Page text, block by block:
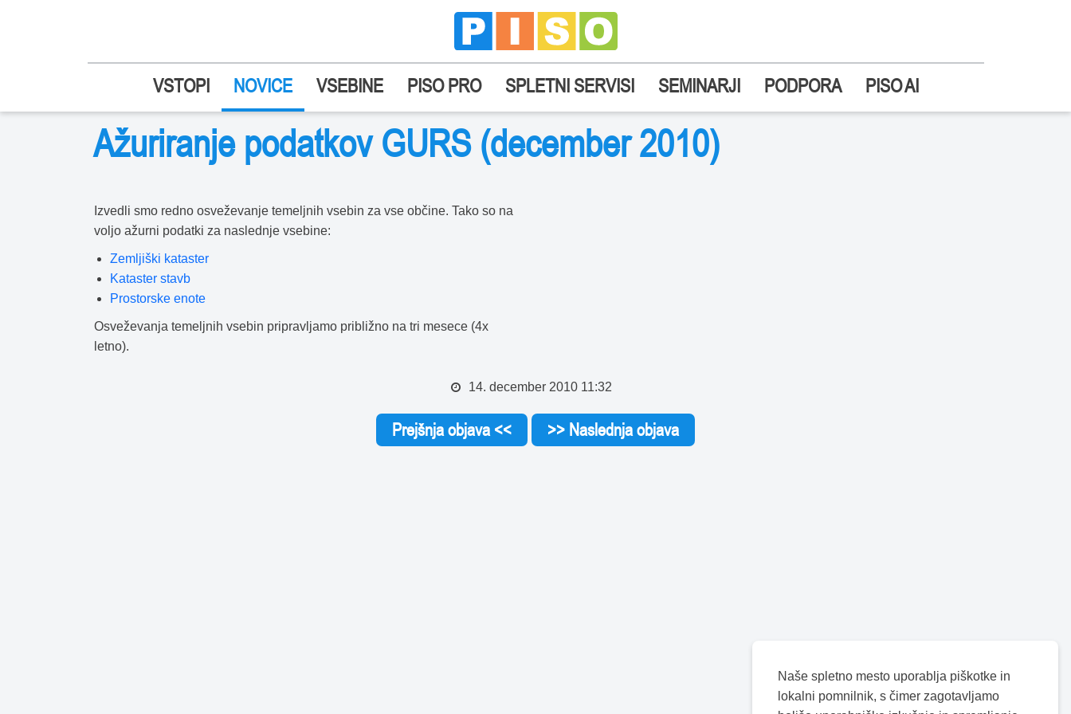
Naše spletno mesto uporablja piškotke in
lokalni pomnilnik, s čimer zagotavljamo
VSTOPI NOVICE VSEBINE PISO PRO SPLETNI SERVISI SEMINARJI PODPORA PISO AI
Ažuriranje podatkov GURS (december 2010)
Izvedli smo redno osveževanje temeljnih vsebin za vse občine. Tako so na
voljo ažurni podatki za naslednje vsebine:
Zemljiški kataster
Kataster stavb
Prostorske enote
Osveževanja temeljnih vsebin pripravljamo približno na tri mesece (4x
letno).
14. december 2010 11:32
Prejšnja objava << >> Naslednja objava